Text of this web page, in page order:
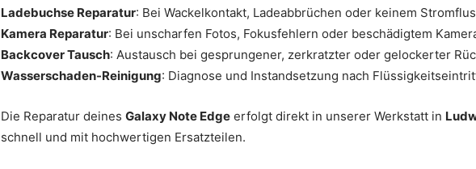
Ladebuchse Reparatur: Bei Wackelkontakt, Ladeabbrüchen oder keinem
Kamera Reparatur: Bei unscharfen Fotos, Fokusfehlern oder beschädigtem
Backcover Tausch: Austausch bei gesprungener, zerkratzter oder gelockerter
Wasserschaden-Reinigung: Diagnose und Instandsetzung nach
Die Reparatur deines Galaxy Note Edgeerfolgt direkt in unserer Werkstatt in
schnell und mit hochwertigen Ersatzteilen.